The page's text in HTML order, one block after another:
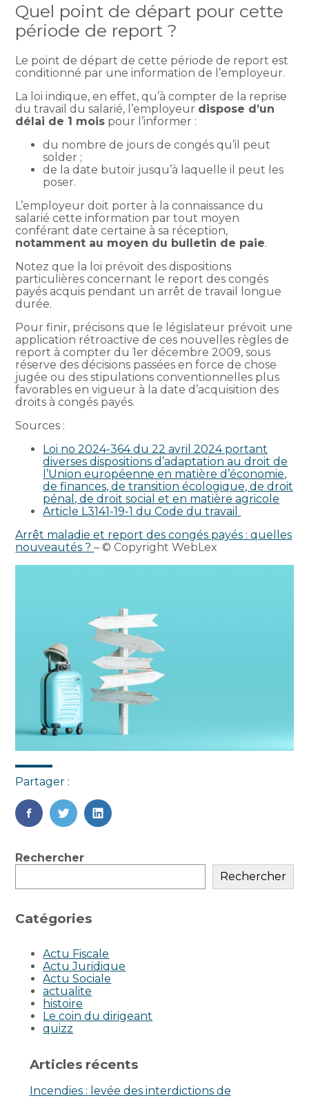
Quel point de départ pour cette
période de report ?
Le point de départ de cette période de report est
conditionné par une information de l’employeur.
La loi indique, en effet, qu’à compter de la reprise
du travail du salarié, l’employeur dispose d’un
délai de 1 mois pour l’informer :
du nombre de jours de congés qu’il peut
solder ;
de la date butoir jusqu’à laquelle il peut les
poser.
L’employeur doit porter à la connaissance du
salarié cette information par tout moyen
conférant date certaine à sa réception,
notamment au moyen du bulletin de paie.
Notez que la loi prévoit des dispositions
particulières concernant le report des congés
payés acquis pendant un arrêt de travail longue
durée.
Pour finir, précisons que le législateur prévoit une
application rétroactive de ces nouvelles règles de
report à compter du 1er décembre 2009, sous
réserve des décisions passées en force de chose
jugée ou des stipulations conventionnelles plus
favorables en vigueur à la date d’acquisition des
droits à congés payés.
Sources :
Loi no 2024-364 du 22 avril 2024 portant
diverses dispositions d’adaptation au droit de
l’Union européenne en matière d’économie,
de finances, de transition écologique, de droit
pénal, de droit social et en matière agricole
Article L3141-19-1 du Code du travail
Arrêt maladie et report des congés payés : quelles
nouveautés ?– © Copyright WebLex
Partager :
FaceBook
TwitterLinkedIn
Blog
Rechercher
Rechercher
Catégories
Actu Fiscale
Actu Juridique
Actu Sociale
actualite
histoire
Le coin du dirigeant
quizz
Articles récents
Incendies : levée des interdictions de